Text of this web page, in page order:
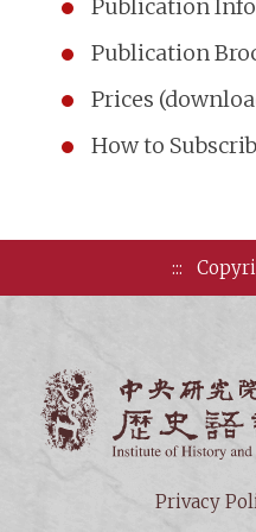
Publication Info
Publication
Prices
How to
:::
Privacy